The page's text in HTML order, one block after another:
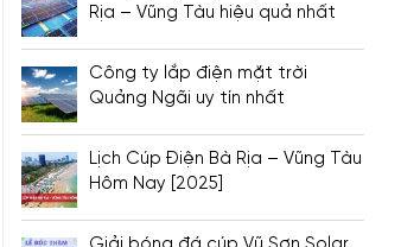
Rịa – Vũng Tàu hiệu quả nhất
Công ty lắp điện mặt trời
Quảng Ngãi uy tín nhất
Lịch Cúp Điện Bà Rịa – Vũng Tàu
Hôm Nay [2025]